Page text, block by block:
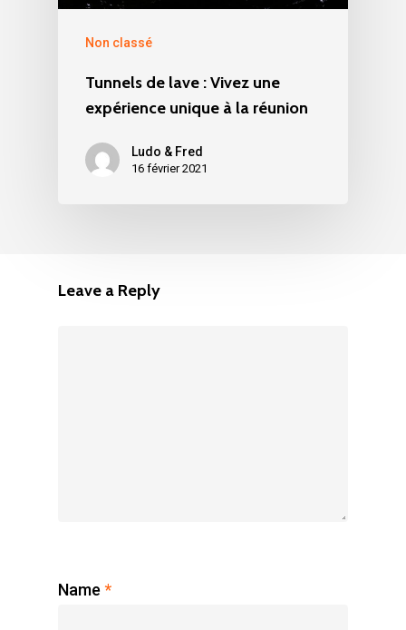
Non classé
Tunnels de lave : Vivez une
expérience unique à la réunion
Ludo & Fred
16 février 2021
Leave a Reply
Name *